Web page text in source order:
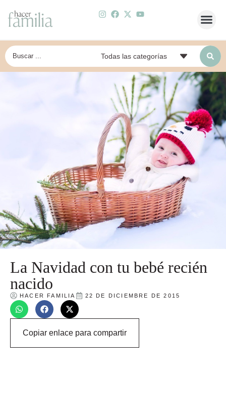
La Navidad con tu bebé recién
nacido
HACER FAMILIA 22 DE DICIEMBRE DE 2015
Copiar enlace para compartir